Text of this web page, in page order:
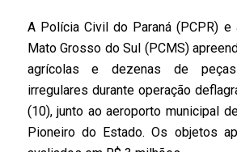
A Polícia Civil do Paraná (PCPR)
Mato Grosso do Sul (PCMS)
agrícolas e dezenas de
irregulares durante operação
(10), junto ao aeroporto municipal
Pioneiro do Estado. Os objetos